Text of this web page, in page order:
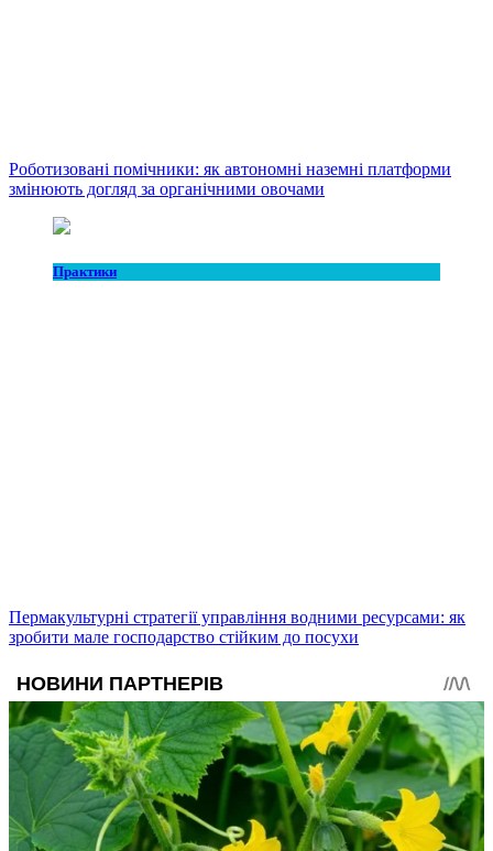
Роботизовані помічники: як автономні наземні платформи
змінюють догляд за органічними овочами
Практики
Пермакультурні стратегії управління водними ресурсами: як
зробити мале господарство стійким до посухи